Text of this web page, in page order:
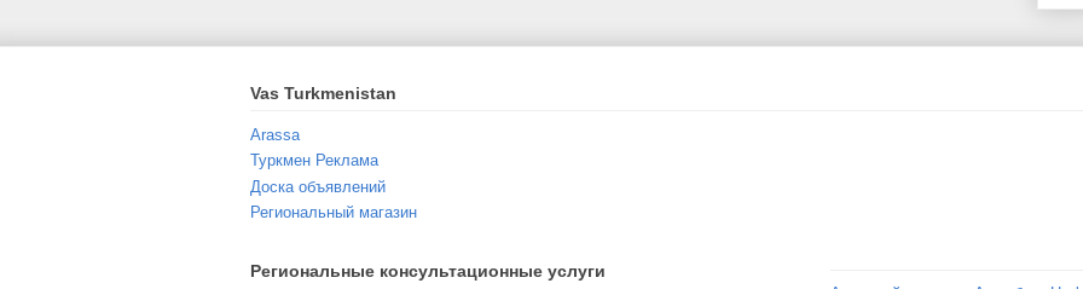
Vas Turkmenistan
Arassa
Туркмен Реклама
Доска объявлений
Региональный магазин
Региональные консультационные услуги